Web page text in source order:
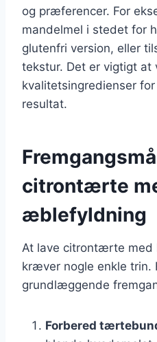
og præferencer. For
mandelmel i stedet for
glutenfri version, eller
tekstur. Det er vigtigt
kvalitetsingredienser
resultat.
citrontærte
æblefyldning
At lave citrontærte
kræver nogle enkle trin.
grundlæggende
Forbered